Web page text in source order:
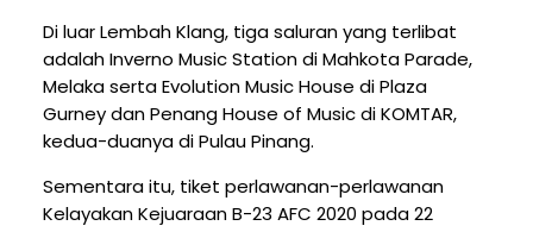
Di luar Lembah Klang, tiga saluran yang terlibat
adalah Inverno Music Station di Mahkota Parade,
Melaka serta Evolution Music House di Plaza
Gurney dan Penang House of Music di KOMTAR,
kedua-duanya di Pulau Pinang.
Sementara itu, tiket perlawanan-perlawanan
Kelayakan Kejuaraan B-23 AFC 2020 pada 22